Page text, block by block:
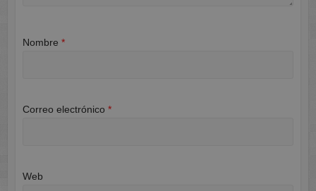
Nombre *
Correo electrónico *
Web